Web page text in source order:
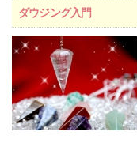
ダウジング入門